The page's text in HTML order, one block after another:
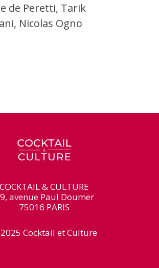
de Peretti, Tarik
Nicolas Ogno
COCKTAIL & CULTURE
avenue Paul Doumer
75016 PARIS
Cocktail et Culture